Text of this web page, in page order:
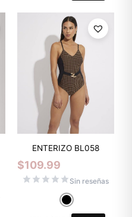
ENTERIZO BL058
$109.99
Sin reseñas